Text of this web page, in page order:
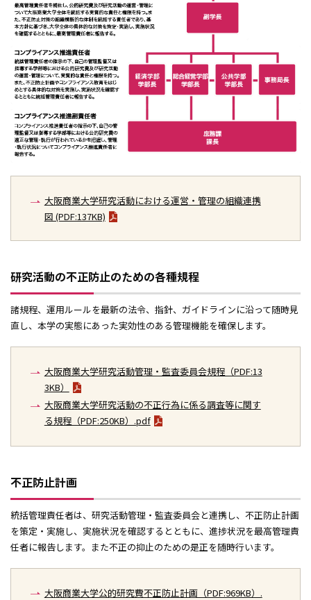
大阪商業大学研究活動における運営・管理の組織連携
図 (PDF:137KB)
研究活動の不正防止のための各種規程
諸規程、運用ルールを最新の法令、指針、ガイドラインに沿って随時見
直し、本学の実態にあった実効性のある管理機能を確保します。
大阪商業大学研究活動管理・監査委員会規程（PDF:13
3KB）
大阪商業大学研究活動の不正行為に係る調査等に関す
る規程（PDF:250KB）.pdf
不正防止計画
統括管理責任者は、研究活動管理・監査委員会と連携し、不正防止計画
を策定・実施し、実施状況を確認するとともに、進捗状況を最高管理責
任者に報告します。また不正の抑止のための是正を随時行います。
大阪商業大学公的研究費不正防止計画（PDF:969KB）.